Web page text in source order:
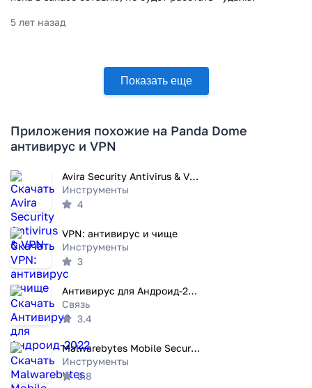
5 лет назад
Показать еще
Приложения похожие на Panda Dome
антивирус и VPN
Avira Security Antivirus & VPN
Инструменты
4
VPN: антивирус и чище
Инструменты
3
Aнтивирус для Aндроид-2022
Связь
3.4
Malwarebytes Mobile Security
Инструменты
3.8